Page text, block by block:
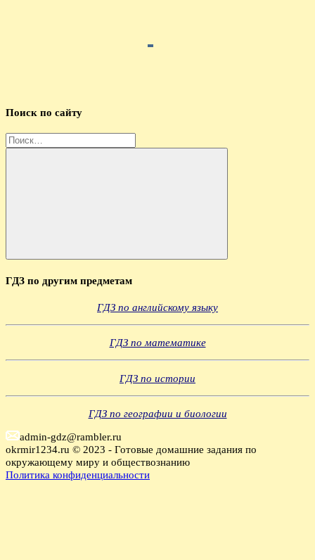
Поиск по сайту
Найти:
Поиск
ГДЗ по другим предметам
ГДЗ по английскому языку
ГДЗ по математике
ГДЗ по истории
ГДЗ по географии и биологии
admin-gdz@rambler.ru
okrmir1234.ru © 2023 - Готовые домашние задания по
окружающему миру и обществознанию
Политика конфиденциальности